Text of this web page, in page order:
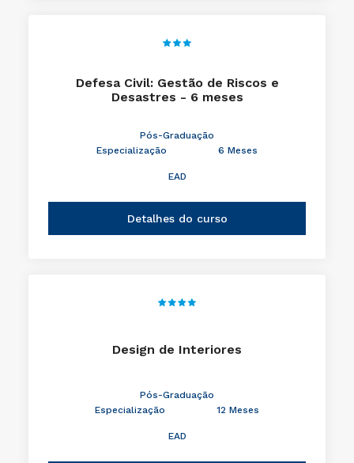
Defesa Civil: Gestão de Riscos e
Desastres - 6 meses
Pós-Graduação
Especialização
6 Meses
EAD
Detalhes do curso
Design de Interiores
Pós-Graduação
Especialização
12 Meses
EAD